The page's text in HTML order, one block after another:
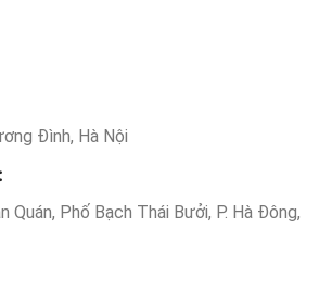
Đình, Hà Nội
Phố Bạch Thái Bưởi, P. Hà Đông,